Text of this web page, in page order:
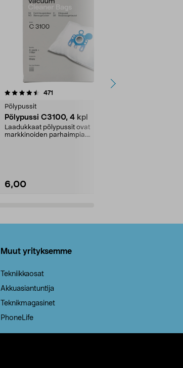
471
Pölypussit
Pölypussi C3100, 4 kpl
Laadukkaat pölypussit ovat
markkinoiden parhaimpia.
6,00
4.5viidestä
Muut yrityksemme
Tekniikkaosat
Akkuasiantuntija
Teknikmagasinet
PhoneLife